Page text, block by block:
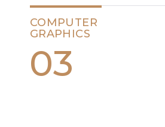
COMPUTER
GRAPHICS
03